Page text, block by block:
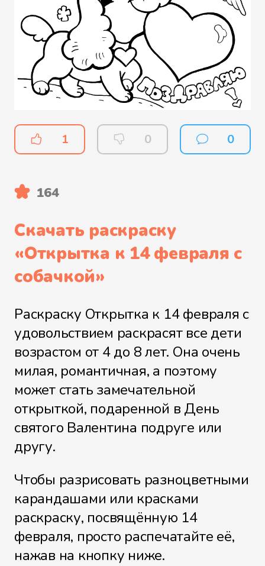
1 0 0
164
Скачать раскраску
«Открытка к 14 февраля с
собачкой»
Раскраску Открытка к 14 февраля с
удовольствием раскрасят все дети
возрастом от 4 до 8 лет. Она очень
милая, романтичная, а поэтому
может стать замечательной
открыткой, подаренной в День
святого Валентина подруге или
другу.
Чтобы разрисовать разноцветными
карандашами или красками
раскраску, посвящённую 14
февраля, просто распечатайте её,
нажав на кнопку ниже.